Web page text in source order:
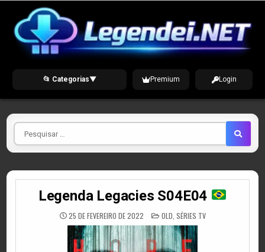
content
📂 Categorias▼ Premium Login
Pesquisar
por
Legenda Legacies S04E04
25 DE FEVEREIRO DE 2022 POSTED
IN
OLD SÉRIES TV